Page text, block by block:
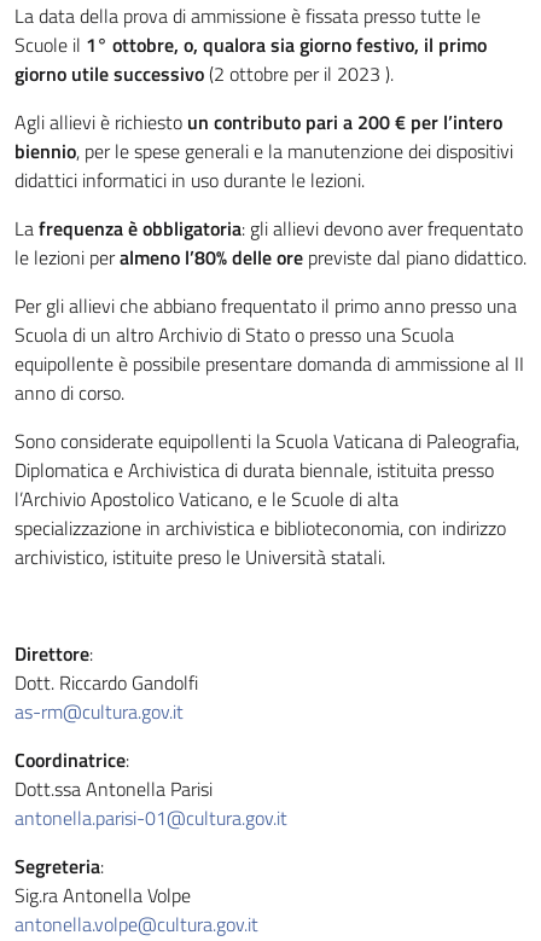
La data della prova di ammissione è fissata presso tutte le
Scuole il 1° ottobre, o, qualora sia giorno festivo, il primo
giorno utile successivo(2 ottobre per il 2023 ).
Agli allievi è richiesto un contributo pari a 200 € per l’intero
biennio, per le spese generali e la manutenzione dei dispositivi
didattici informatici in uso durante le lezioni.
Lafrequenza è obbligatoria: gli allievi devono aver frequentato
le lezioni peralmeno l’80% delle ore previste dal piano didattico.
Per gli allievi che abbiano frequentato il primo anno presso una
Scuola di un altro Archivio di Stato o presso una Scuola
equipollente è possibile presentare domanda di ammissione al II
anno di corso.
Sono considerate equipollenti la Scuola Vaticana di Paleografia,
Diplomatica e Archivistica di durata biennale, istituita presso
l’Archivio Apostolico Vaticano, e le Scuole di alta
specializzazione in archivistica e biblioteconomia, con indirizzo
archivistico, istituite preso le Università statali.
Direttore:
Dott. Riccardo Gandolfi
as-rm@cultura.gov.it
Coordinatrice:
Dott.ssa Antonella Parisi
antonella.parisi-01@cultura.gov.it
Segreteria:
Sig.ra Antonella Volpe
antonella.volpe@cultura.gov.it